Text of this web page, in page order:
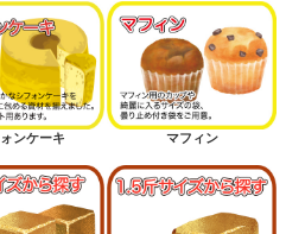
ンケーキ マフィン